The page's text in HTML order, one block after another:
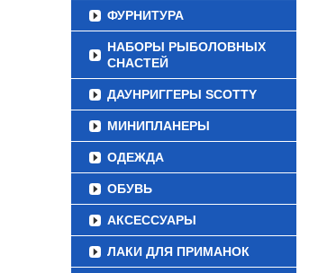
ФУРНИТУРА
НАБОРЫ РЫБОЛОВНЫХ
СНАСТЕЙ
ДАУНРИГГЕРЫ SCOTTY
МИНИПЛАНЕРЫ
ОДЕЖДА
ОБУВЬ
АКСЕССУАРЫ
ЛАКИ ДЛЯ ПРИМАНОК